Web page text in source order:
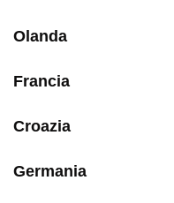
Olanda
Francia
Croazia
Germania